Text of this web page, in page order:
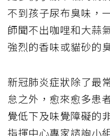
不到孩子尿布臭味，
師聞不出咖哩和大蒜
強烈的香味或貓砂的
新冠肺炎症狀除了最
怠之外，愈來愈多患
覺低下及味覺障礙的
指揮中心專家諮詢小